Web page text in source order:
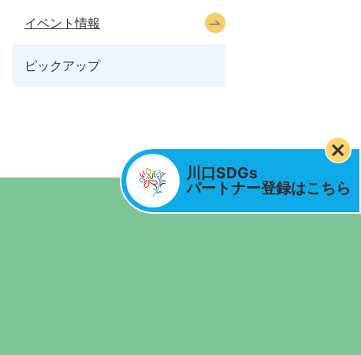
川口SDGs
パートナー登録はこちら
イベント情報
ピックアップ